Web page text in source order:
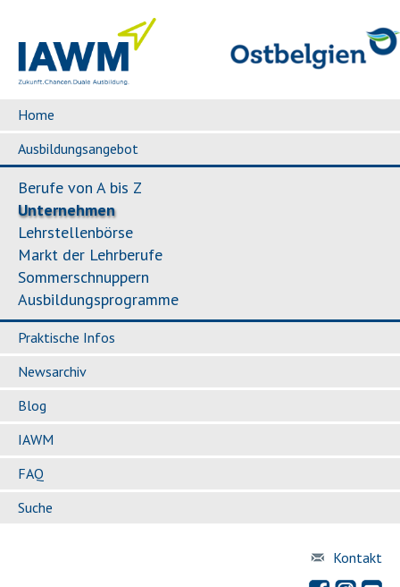
Home
Ausbildungsangebot
Berufe von A bis Z
Unternehmen
Lehrstellenbörse
Markt der Lehrberufe
Sommerschnuppern
Ausbildungsprogramme
Praktische Infos
Newsarchiv
Blog
IAWM
FAQ
Suche
Kontakt